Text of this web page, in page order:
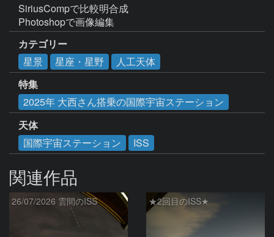
SiriusCompで比較明合成
Photoshopで画像編集
カテゴリー
星景
星座・星野
人工天体
特集
2025年 大西さん搭乗の国際宇宙ステーション
天体
国際宇宙ステーション
ISS
関連作品
26/07/2026 雲間のISS ★2回目のISS★